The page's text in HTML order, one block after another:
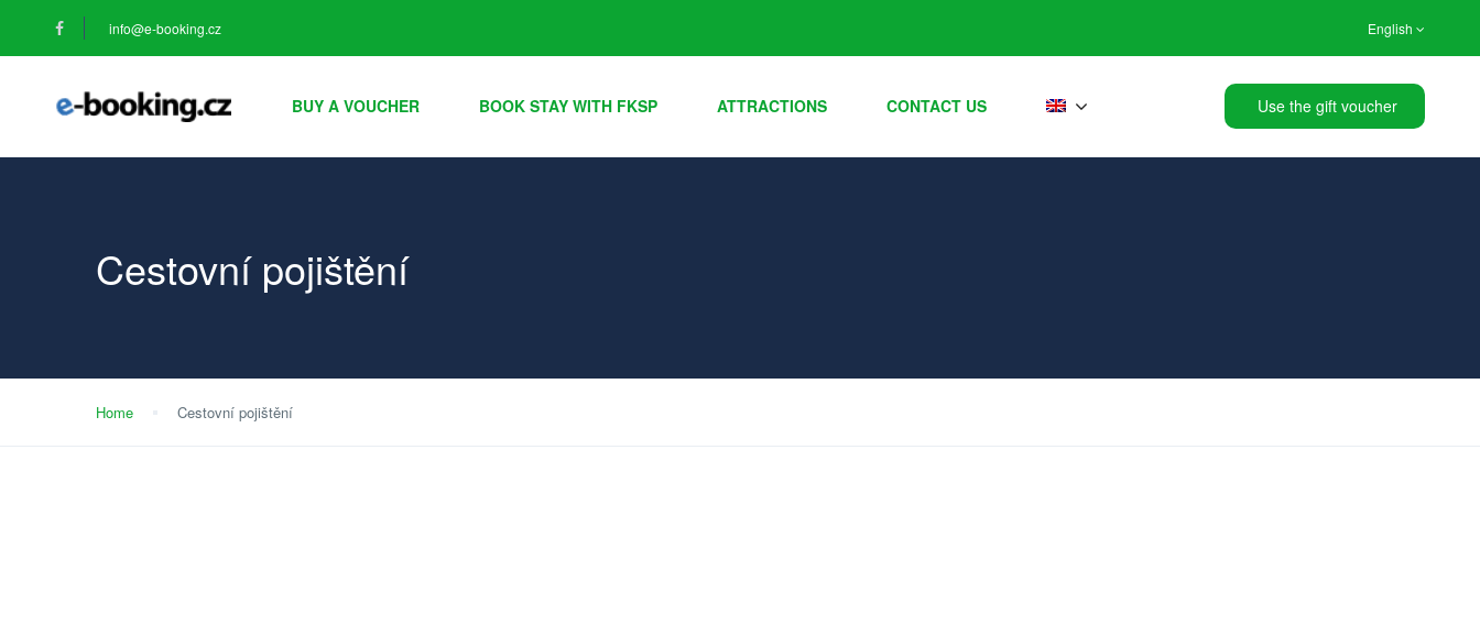
info@e-booking.cz English
BUY A VOUCHER BOOK STAY WITH FKSP ATTRACTIONS CONTACT US Use the gift voucher
Cestovní pojištění
Home Cestovní pojištění